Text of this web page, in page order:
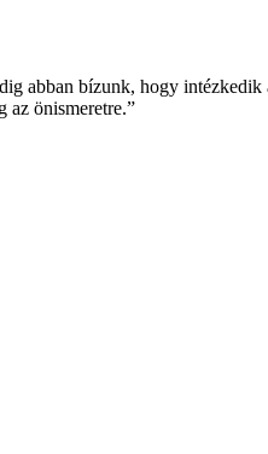
abban bízunk, hogy
önismeretre.”